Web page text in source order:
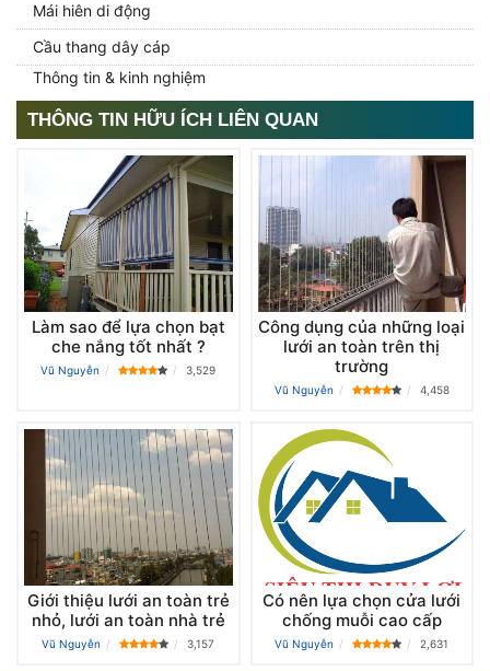
Mái hiên di động
Cầu thang dây cáp
Thông tin & kinh nghiệm
THÔNG TIN HỮU ÍCH LIÊN QUAN
Làm sao để lựa chọn bạt
che nắng tốt nhất ?
Vũ Nguyễn 3,529
Công dụng của những loại
lưới an toàn trên thị
trường
Vũ Nguyễn 4,458
Giới thiệu lưới an toàn trẻ
nhỏ, lưới an toàn nhà trẻ
Vũ Nguyễn 3,157
Có nên lựa chọn cửa lưới
chống muỗi cao cấp
Vũ Nguyễn 2,631